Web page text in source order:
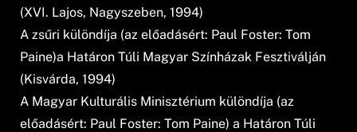
(XVI. Lajos, Nagyszeben, 1994)
A zsűri különdíja (az előadásért: Paul Foster: Tom
Paine)a Határon Túli Magyar Színházak Fesztiválján
(Kisvárda, 1994)
A Magyar Kulturális Minisztérium különdíja (az
előadásért: Paul Foster: Tom Paine) a Határon Túli